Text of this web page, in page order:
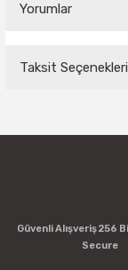
Yorumlar
Taksit Seçenekleri
Güvenli Alışveriş 256
Secure